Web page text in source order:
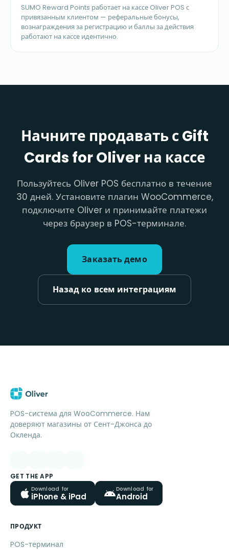
SUMO Reward Points работает на кассе Oliver POS с
привязанным клиентом — реферальные бонусы,
вознаграждения за регистрацию и баллы за действия
работают на кассе идентично.
Начните продавать с Gift
Cards for Oliver на кассе
Пользуйтесь Oliver POS бесплатно в течение
30 дней. Установите плагин WooCommerce,
подключите Oliver и принимайте платежи
через браузер в POS-терминале.
Заказать демо
Назад ко всем интеграциям
POS-система для WooCommerce. Нам
доверяют магазины от Сент-Джонса до
Окленда.
GET THE APP
Download for
iPhone & iPad
Download for
Android
ПРОДУКТ
POS-терминал